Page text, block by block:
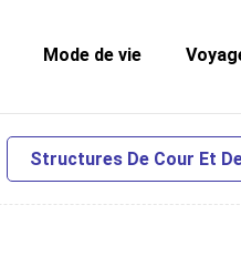
Mode de vie
Structures De Cour Et